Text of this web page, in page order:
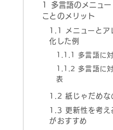
1
多言語のメニュ
ことのメリット
1.1
メニューとア
化した例
1.1.1 多言語に
1.1.2 多言語に
表
1.2 紙じゃだめな
1.3 更新性を考え
がおすすめ